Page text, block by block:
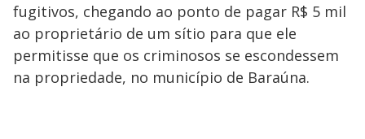
fugitivos, chegando ao ponto de pagar R$ 5 mil
ao proprietário de um sítio para que ele
permitisse que os criminosos se escondessem
na propriedade, no município de Baraúna.